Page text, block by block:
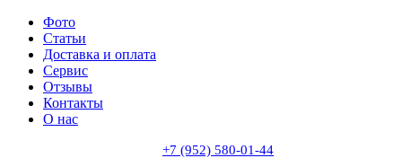
Фото
Статьи
Доставка и оплата
Сервис
Отзывы
Контакты
О нас
+7 (952) 580-01-44